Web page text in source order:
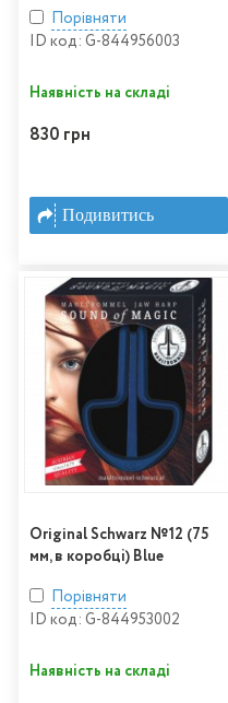
Порівняти
ID код: G-844956003
Наявність на складі
830 грн
Подивитись
Original Schwarz №12 (75
мм, в коробці) Blue
Порівняти
ID код: G-844953002
Наявність на складі